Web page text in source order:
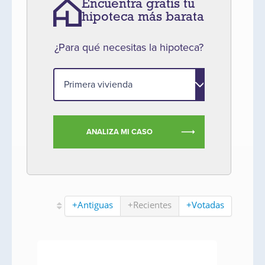
Encuentra gratis tu
hipoteca más barata
¿Para qué necesitas la hipoteca?
ANALIZA MI CASO
+Antiguas +Recientes +Votadas